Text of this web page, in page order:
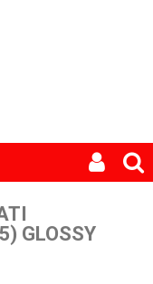
GLOSSY